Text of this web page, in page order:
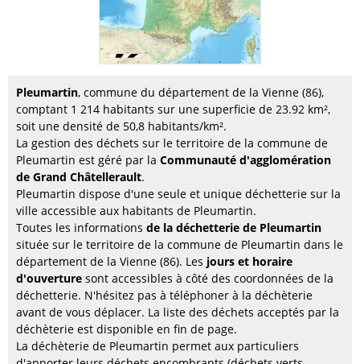
Pleumartin, commune du département de la Vienne (86),
comptant 1 214 habitants sur une superficie de 23.92 km²,
soit une densité de 50,8 habitants/km².
La gestion des déchets sur le territoire de la commune de
Pleumartin est géré par la Communauté d'agglomération
de Grand Châtellerault.
Pleumartin dispose d'une seule et unique déchetterie sur la
ville accessible aux habitants de Pleumartin.
Toutes les informations de la déchetterie de Pleumartin
située sur le territoire de la commune de Pleumartin dans le
département de la Vienne (86). Les jours et horaire
d'ouverture sont accessibles à côté des coordonnées de la
déchetterie. N'hésitez pas à téléphoner à la déchèterie
avant de vous déplacer. La liste des déchets acceptés par la
déchèterie est disponible en fin de page.
La déchèterie de Pleumartin permet aux particuliers